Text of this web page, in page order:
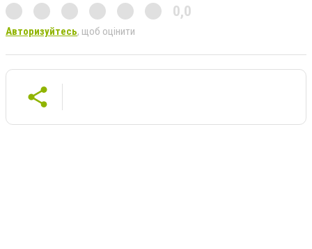
0,0
Авторизуйтесь, щоб оцінити